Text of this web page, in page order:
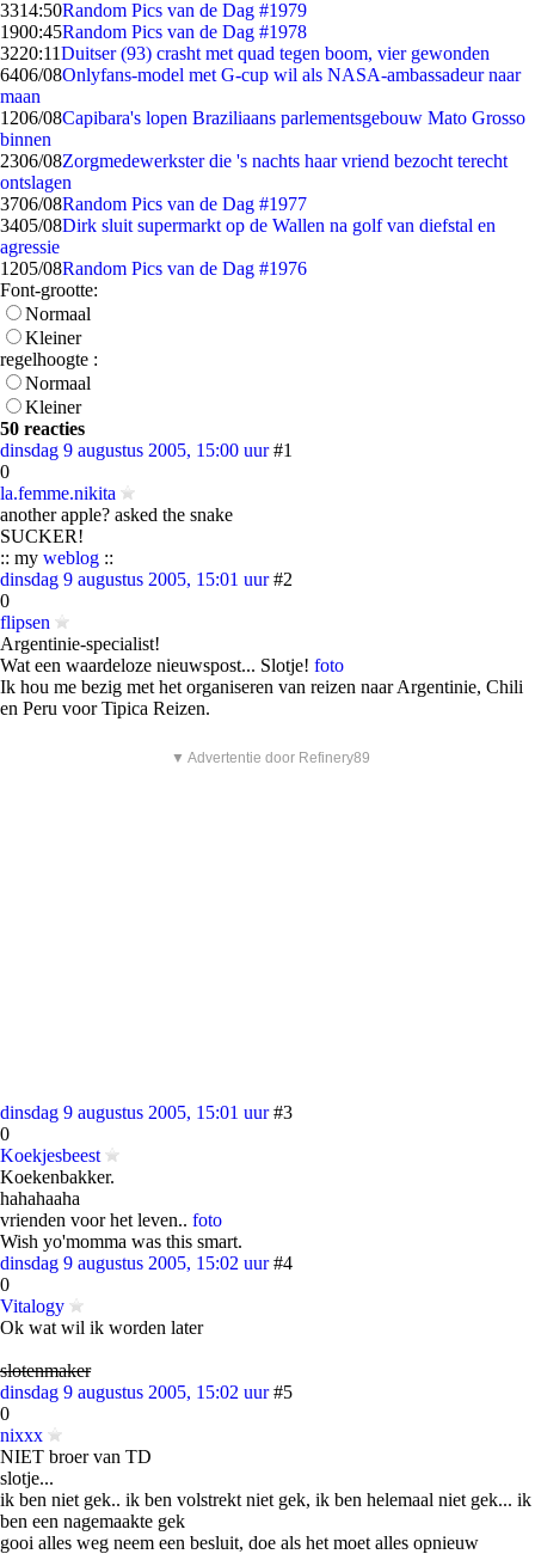
3314:50Random Pics van de Dag #1979
1900:45Random Pics van de Dag #1978
3220:11Duitser (93) crasht met quad tegen boom, vier gewonden
6406/08Onlyfans-model met G-cup wil als NASA-ambassadeur naar
maan
1206/08Capibara's lopen Braziliaans parlementsgebouw Mato Grosso
binnen
2306/08Zorgmedewerkster die 's nachts haar vriend bezocht terecht
ontslagen
3706/08Random Pics van de Dag #1977
3405/08Dirk sluit supermarkt op de Wallen na golf van diefstal en
agressie
1205/08Random Pics van de Dag #1976
Font-grootte:
Normaal
Kleiner
regelhoogte :
Normaal
Kleiner
50 reacties
dinsdag 9 augustus 2005, 15:00 uur #1
0
la.femme.nikita
another apple? asked the snake
SUCKER!
:: my weblog ::
dinsdag 9 augustus 2005, 15:01 uur #2
0
flipsen
Argentinie-specialist!
Wat een waardeloze nieuwspost... Slotje! foto
Ik hou me bezig met het organiseren van reizen naar Argentinie, Chili
en Peru voor Tipica Reizen.
▼ Advertentie door Refinery89
dinsdag 9 augustus 2005, 15:01 uur #3
0
Koekjesbeest
Koekenbakker.
hahahaaha
vrienden voor het leven.. foto
Wish yo'momma was this smart.
dinsdag 9 augustus 2005, 15:02 uur #4
0
Vitalogy
Ok wat wil ik worden later
slotenmaker
dinsdag 9 augustus 2005, 15:02 uur #5
0
nixxx
NIET broer van TD
slotje...
ik ben niet gek.. ik ben volstrekt niet gek, ik ben helemaal niet gek... ik
ben een nagemaakte gek
gooi alles weg neem een besluit, doe als het moet alles opnieuw